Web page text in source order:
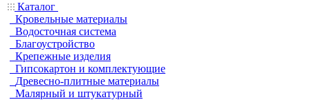
Каталог
Кровельные материалы
Водосточная система
Благоустройство
Крепежные изделия
Гипсокартон и комплектующие
Древесно-плитные материалы
Малярный и штукатурный